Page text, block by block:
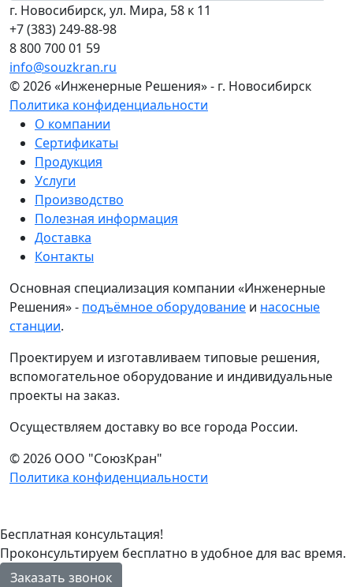
г. Новосибирск, ул. Мира, 58 к 11
+7 (383) 249-88-98
8 800 700 01 59
info@souzkran.ru
© 2026 «Инженерные Решения» - г. Новосибирск
Политика конфиденциальности
О компании
Сертификаты
Продукция
Услуги
Производство
Полезная информация
Доставка
Контакты
Основная специализация компании «Инженерные
Решения» - подъёмное оборудование и насосные
станции.
Проектируем и изготавливаем типовые решения,
вспомогательное оборудование и индивидуальные
проекты на заказ.
Осуществляем доставку во все города России.
© 2026 ООО "СоюзКран"
Политика конфиденциальности
Бесплатная консультация!
Проконсультируем бесплатно в удобное для вас время.
Заказать звонок